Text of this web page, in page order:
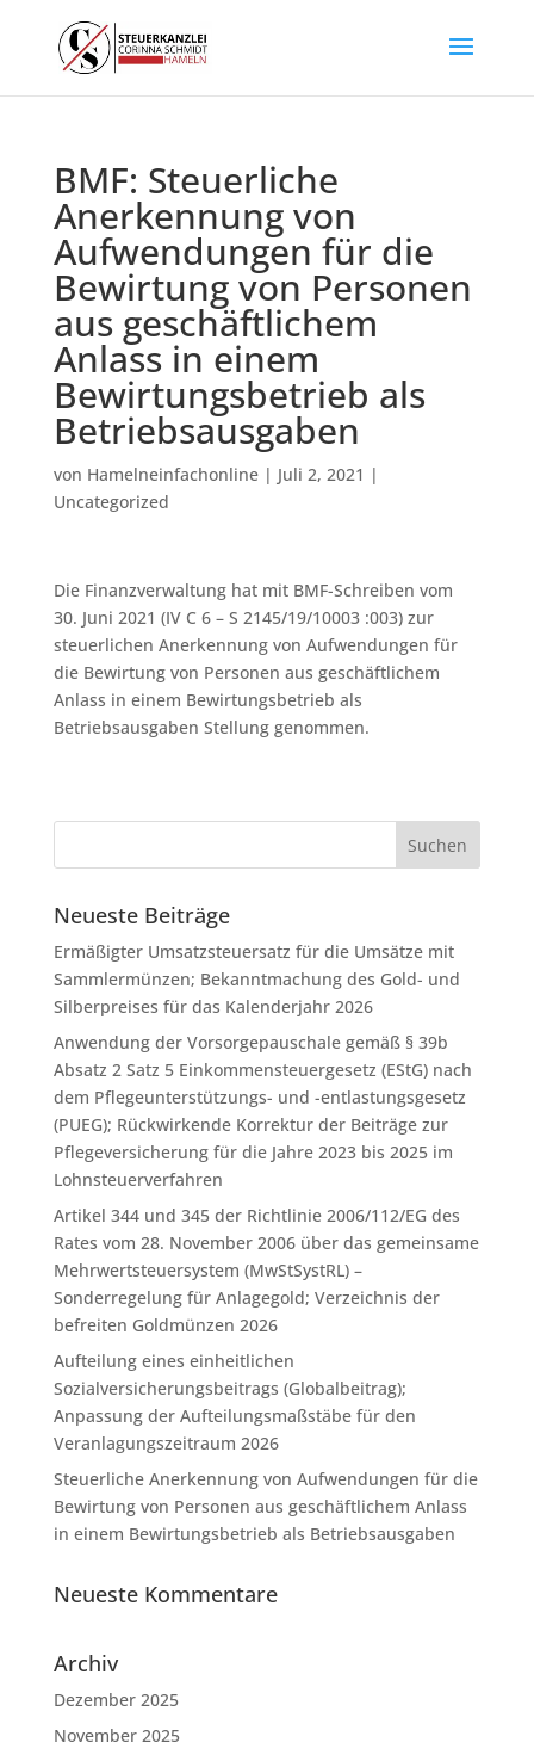
BMF: Steuerliche
Anerkennung von
Aufwendungen für die
Bewirtung von Personen
aus geschäftlichem
Anlass in einem
Bewirtungsbetrieb als
Betriebsausgaben
von Hamelneinfachonline| Juli 2, 2021 |
Uncategorized
Die Finanzverwaltung hat mit BMF-Schreiben vom
30. Juni 2021 (IV C 6 – S 2145/19/10003 :003) zur
steuerlichen Anerkennung von Aufwendungen für
die Bewirtung von Personen aus geschäftlichem
Anlass in einem Bewirtungsbetrieb als
Betriebsausgaben Stellung genommen.
Neueste Beiträge
Ermäßigter Umsatzsteuersatz für die Umsätze mit
Sammlermünzen; Bekanntmachung des Gold- und
Silberpreises für das Kalenderjahr 2026
Anwendung der Vorsorgepauschale gemäß § 39b
Absatz 2 Satz 5 Einkommensteuergesetz (EStG) nach
dem Pflegeunterstützungs- und -entlastungsgesetz
(PUEG); Rückwirkende Korrektur der Beiträge zur
Pflegeversicherung für die Jahre 2023 bis 2025 im
Lohnsteuerverfahren
Artikel 344 und 345 der Richtlinie 2006/112/EG des
Rates vom 28. November 2006 über das gemeinsame
Mehrwertsteuersystem (MwStSystRL) –
Sonderregelung für Anlagegold; Verzeichnis der
befreiten Goldmünzen 2026
Aufteilung eines einheitlichen
Sozialversicherungsbeitrags (Globalbeitrag);
Anpassung der Aufteilungsmaßstäbe für den
Veranlagungszeitraum 2026
Steuerliche Anerkennung von Aufwendungen für die
Bewirtung von Personen aus geschäftlichem Anlass
in einem Bewirtungsbetrieb als Betriebsausgaben
Neueste Kommentare
Archiv
Dezember 2025
November 2025